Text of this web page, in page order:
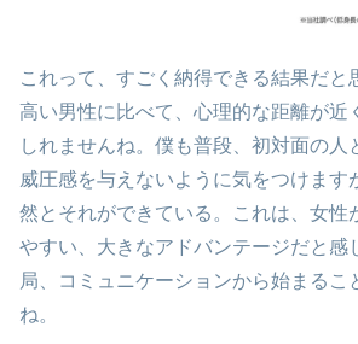
これって、すごく納得できる結果だと
高い男性に比べて、心理的な距離が近
しれませんね。僕も普段、初対面の人
威圧感を与えないように気をつけます
然とそれができている。これは、女性
やすい、大きなアドバンテージだと感
局、コミュニケーションから始まるこ
ね。